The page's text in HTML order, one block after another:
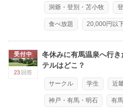
洞爺・登別・苫小牧
食べ放題 20,000円以
受付中
23 回答
冬休みに有馬温泉へ行
テルはどこ？
サークル 学生 近
神戸・有馬・明石 有